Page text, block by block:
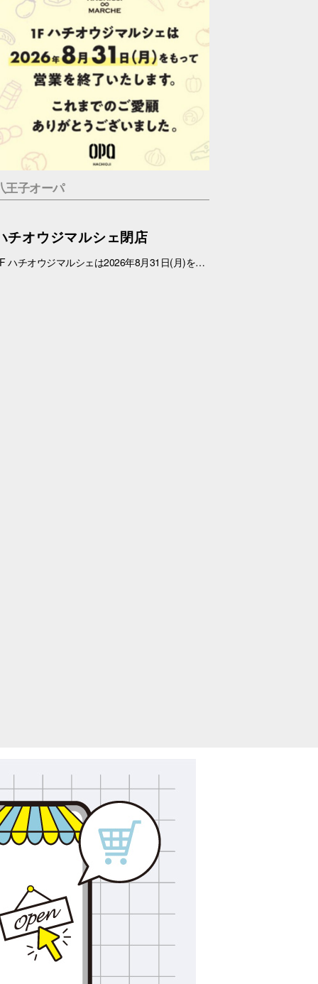
王子オーパ
チオウジマルシェ閉店
1F ハチオウジマルシェは2026年8月31日(月)をもちまして、営業を終了させていただきます。 これまでのご愛顧ありがとうございました。 また、1Fフロアにつきましては、今冬にリニューアルを予定しております。